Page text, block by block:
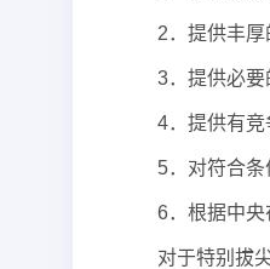
2．提供丰厚
3．提供必要
4．提供有竞
5．对符合条
6．根据中央
对于特别拔